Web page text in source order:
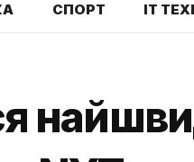
СПОРТ IT